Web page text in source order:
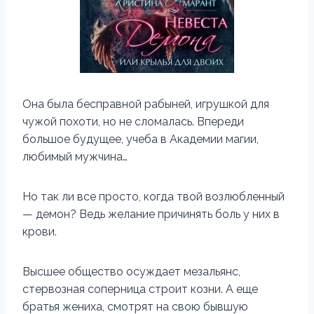
Она была бесправной рабыней, игрушкой для
чужой похоти, но не сломалась. Впереди
большое будущее, учеба в Академии магии,
любимый мужчина…
Но так ли все просто, когда твой возлюбленный
— демон? Ведь желание причинять боль у них в
крови.
Высшее общество осуждает мезальянс,
стервозная соперница строит козни. А еще
братья жениха, смотрят на свою бывшую